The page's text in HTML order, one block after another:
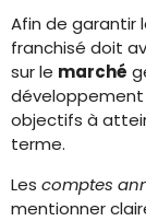
Afin de garantir
franchisé doit
sur le marché
développement
objectifs à
terme.
Les comptes
mentionner